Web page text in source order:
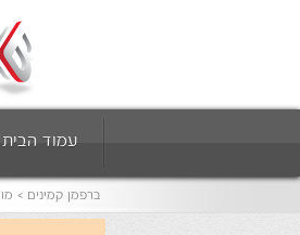
עמוד הבית
ברפמן קמינים